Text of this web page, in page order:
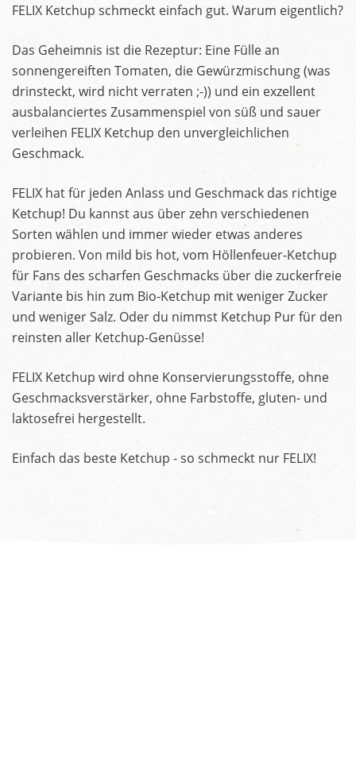
FELIX Ketchup schmeckt einfach gut. Warum eigentlich?
Das Geheimnis ist die Rezeptur: Eine Fülle an
sonnengereiften Tomaten, die Gewürzmischung (was
drinsteckt, wird nicht verraten ;-)) und ein exzellent
ausbalanciertes Zusammenspiel von süß und sauer
verleihen FELIX Ketchup den unvergleichlichen
Geschmack.
FELIX hat für jeden Anlass und Geschmack das richtige
Ketchup! Du kannst aus über zehn verschiedenen
Sorten wählen und immer wieder etwas anderes
probieren. Von mild bis hot, vom Höllenfeuer-Ketchup
für Fans des scharfen Geschmacks über die zuckerfreie
Variante bis hin zum Bio-Ketchup mit weniger Zucker
und weniger Salz. Oder du nimmst Ketchup Pur für den
reinsten aller Ketchup-Genüsse!
FELIX Ketchup wird ohne Konservierungsstoffe, ohne
Geschmacksverstärker, ohne Farbstoffe, gluten- und
laktosefrei hergestellt.
Einfach das beste Ketchup - so schmeckt nur FELIX!